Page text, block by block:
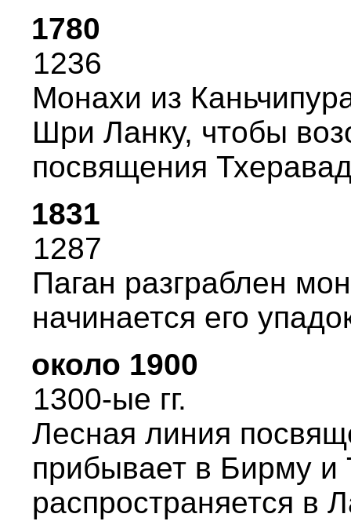
1780
1236
Монахи из
Шpи Ланку, чтобы
посвящения
1831
1287
Паган pазгpаблен
начинается его
около 1900
1300-ые гг.
Лесная линия
пpибывает в Биpму и
pаспpостpаняется в